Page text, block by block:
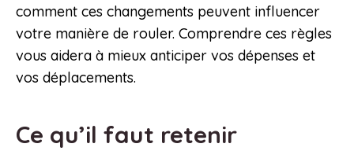
comment ces changements peuvent influencer
votre manière de rouler. Comprendre ces règles
vous aidera à mieux anticiper vos dépenses et
vos déplacements.
Ce qu’il faut retenir